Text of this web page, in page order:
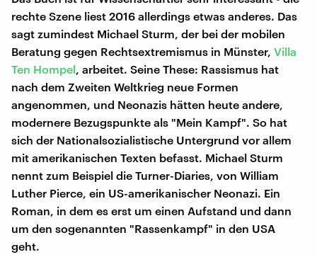
rechte Szene liest 2016 allerdings etwas anderes. Das
sagt zumindest Michael Sturm, der bei der mobilen
Beratung gegen Rechtsextremismus in Münster, Villa
Ten Hompel , arbeitet. Seine These: Rassismus hat
nach dem Zweiten Weltkrieg neue Formen
angenommen, und Neonazis hätten heute andere,
modernere Bezugspunkte als "Mein Kampf". So hat
sich der Nationalsozialistische Untergrund vor allem
mit amerikanischen Texten befasst. Michael Sturm
nennt zum Beispiel die Turner-Diaries, von William
Luther Pierce, ein US-amerikanischer Neonazi. Ein
Roman, in dem es erst um einen Aufstand und dann
um den sogenannten "Rassenkampf" in den USA
geht.